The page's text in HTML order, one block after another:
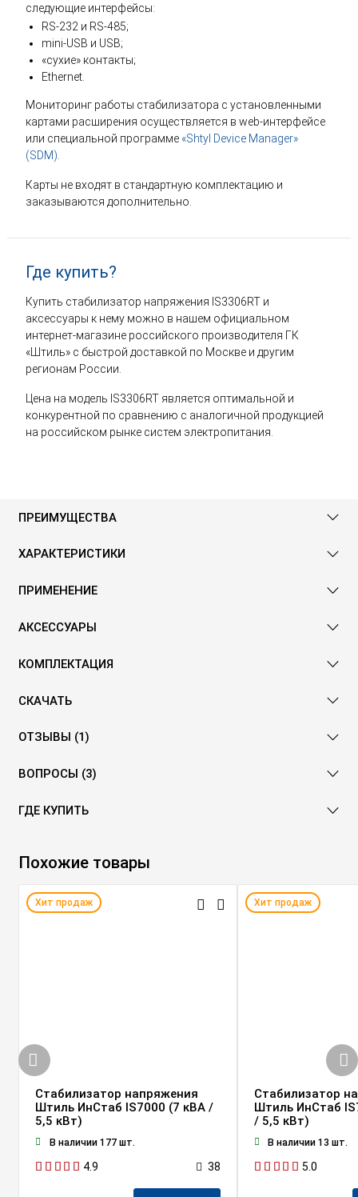
следующие интерфейсы:
RS-232 и RS-485;
mini-USB и USB;
«сухие» контакты;
Ethernet.
Мониторинг работы стабилизатора с установленными
картами расширения осуществляется в web-интерфейсе
или специальной программе «Shtyl Device Manager»
(SDM)
Карты не входят в стандартную комплектацию и
заказываются дополнительно.
Где купить?
Купить стабилизатор напряжения IS3306RT и
аксессуары к нему можно в нашем официальном
интернет-магазине российского производителя ГК
«Штиль» с быстрой доставкой по Москве и другим
регионам России.
Цена на модель IS3306RT является оптимальной и
конкурентной по сравнению с аналогичной продукцией
на российском рынке систем электропитания.
ПРЕИМУЩЕСТВА
ХАРАКТЕРИСТИКИ
ПРИМЕНЕНИЕ
АКСЕССУАРЫ
КОМПЛЕКТАЦИЯ
СКАЧАТЬ
ОТЗЫВЫ (1)
ВОПРОСЫ (3)
ГДЕ КУПИТЬ
Похожие товары
Хит продаж
Стабилизатор напряжения
Штиль ИнСтаб IS7000 (7 кВА /
5,5 кВт)
В наличии 177 шт.
4.9 38
Хит продаж
Стабилизатор
Штиль ИнСтаб
/ 5,5 кВт)
В наличии 13 шт.
5.0